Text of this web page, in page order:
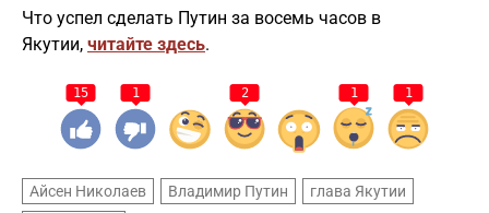
Что успел сделать Путин за восемь часов в
Якутии, читайте здесь.
15 1 2 1 1
Айсен Николаев Владимир Путин
глава Якутии